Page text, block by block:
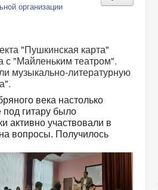
организации
"Пушкинская карта"
с "Майленьким театром".
музыкально-литературную
века настолько
под гитару было
активно участвовали в
вопросы. Получилось